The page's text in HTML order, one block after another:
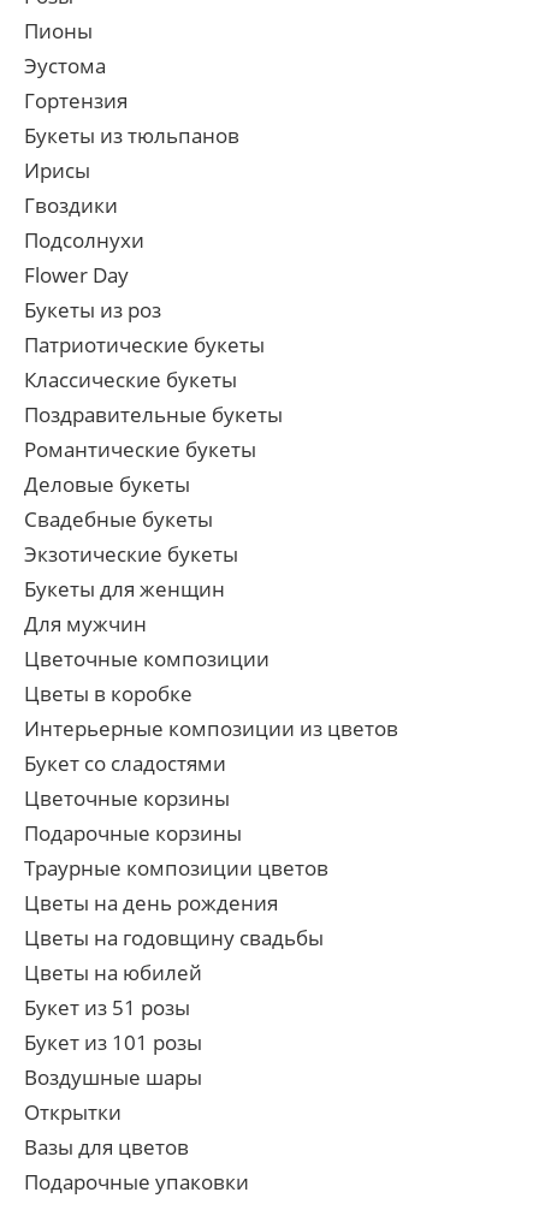
Пионы
Эустома
Гортензия
Букеты из тюльпанов
Ирисы
Гвоздики
Подсолнухи
Flower Day
Букеты из роз
Патриотические букеты
Классические букеты
Поздравительные букеты
Романтические букеты
Деловые букеты
Свадебные букеты
Экзотические букеты
Букеты для женщин
Для мужчин
Цветочные композиции
Цветы в коробке
Интерьерные композиции из цветов
Букет со сладостями
Цветочные корзины
Подарочные корзины
Траурные композиции цветов
Цветы на день рождения
Цветы на годовщину свадьбы
Цветы на юбилей
Букет из 51 розы
Букет из 101 розы
Воздушные шары
Открытки
Вазы для цветов
Подарочные упаковки